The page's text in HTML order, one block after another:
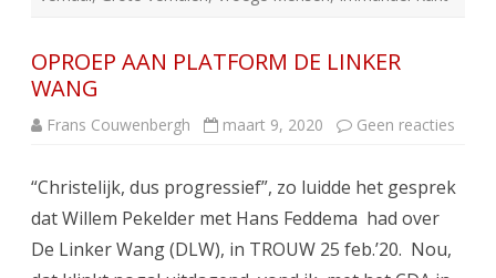
OPROEP AAN PLATFORM DE LINKER
WANG
Frans Couwenbergh maart 9, 2020 Geen reacties
DE
“Christelijk, dus progressief”, zo luidde het gesprek
dat Willem Pekelder met Hans Feddema had over
De Linker Wang (DLW), in TROUW 25 feb.’20. Nou,